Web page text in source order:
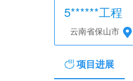
5******工程
云南省保山市
项目进展